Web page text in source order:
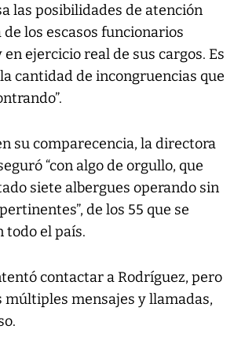
las posibilidades de atención
los escasos funcionarios
ejercicio real de sus cargos. Es
cantidad de incongruencias que
su comparecencia, la directora
“con algo de orgullo, que
siete albergues operando sin
de los 55 que se
todo el país.
contactar a Rodríguez, pero
múltiples mensajes y llamadas,